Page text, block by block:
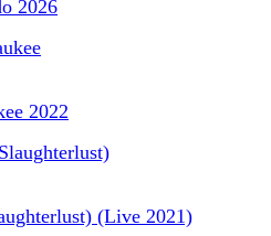
2026
2022
(Live 2021)